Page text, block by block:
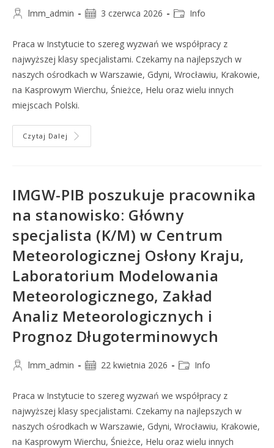
lmm_admin 3 czerwca 2026 Info
Praca w Instytucie to szereg wyzwań we współpracy z
najwyższej klasy specjalistami. Czekamy na najlepszych w
naszych ośrodkach w Warszawie, Gdyni, Wrocławiu, Krakowie,
na Kasprowym Wierchu, Śnieżce, Helu oraz wielu innych
miejscach Polski.
Czytaj Dalej
IMGW-PIB poszukuje pracownika
na stanowisko: Główny
specjalista (K/M) w Centrum
Meteorologicznej Osłony Kraju,
Laboratorium Modelowania
Meteorologicznego, Zakład
Analiz Meteorologicznych i
Prognoz Długoterminowych
lmm_admin 22 kwietnia 2026 Info
Praca w Instytucie to szereg wyzwań we współpracy z
najwyższej klasy specjalistami. Czekamy na najlepszych w
naszych ośrodkach w Warszawie, Gdyni, Wrocławiu, Krakowie,
na Kasprowym Wierchu, Śnieżce, Helu oraz wielu innych